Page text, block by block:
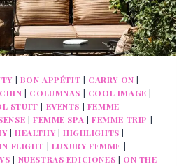
| BON APPÉTIT | CARRY ON |
| COLUMNAS | COOL IMAGE |
STUFF | EVENTS | FEMME
| FEMME SPA |FEMME TRIP |
| HEALTHY | HIGHLIGHTS |
IN FLIGHT | LUXURY FEMME |
| NUESTRAS EDICIONES | ON THE